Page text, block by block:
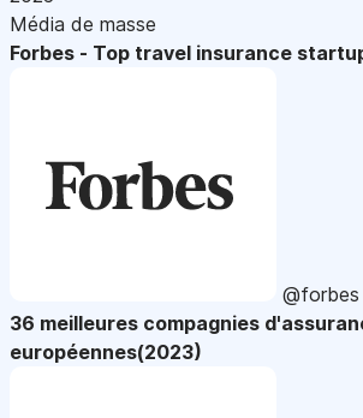
Média de masse
Forbes - Top travel insurance
@forbes
36 meilleures compagnies
européennes(2023)